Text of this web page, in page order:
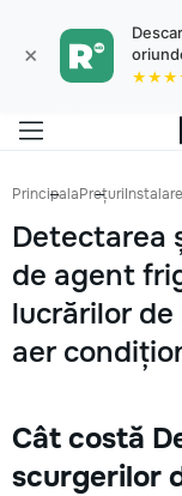
×
PrincipalaPrețuri
Detectarea
de agent
lucrărilor
aer
Cât costă
scurgerilor